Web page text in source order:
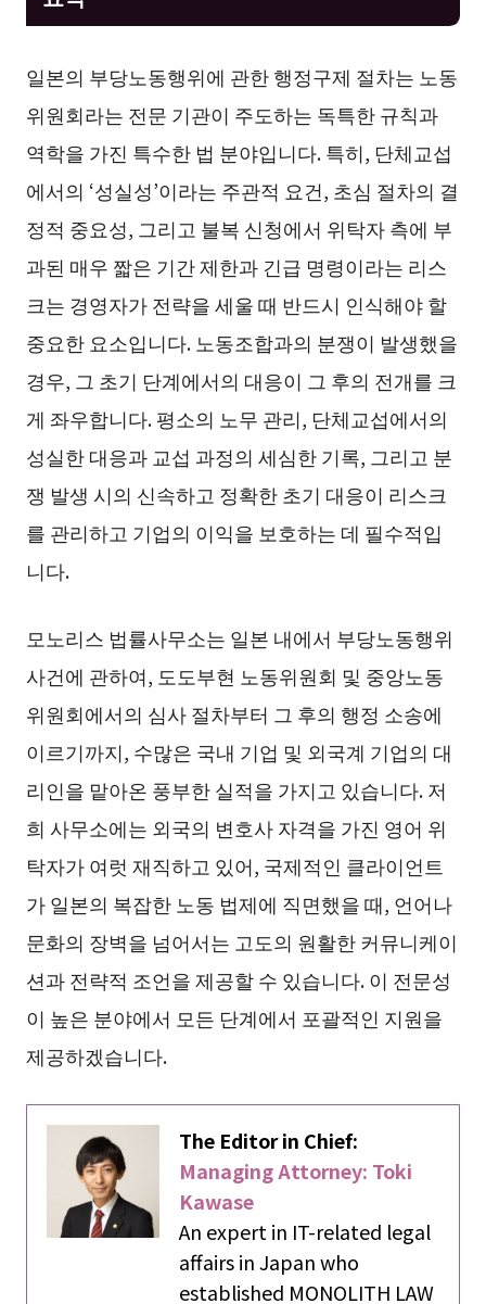
일본의 부당노동행위에 관한 행정구제 절차는 노동
위원회라는 전문 기관이 주도하는 독특한 규칙과
역학을 가진 특수한 법 분야입니다. 특히, 단체교섭
에서의 ‘성실성’이라는 주관적 요건, 초심 절차의 결
정적 중요성, 그리고 불복 신청에서 위탁자 측에 부
과된 매우 짧은 기간 제한과 긴급 명령이라는 리스
크는 경영자가 전략을 세울 때 반드시 인식해야 할
중요한 요소입니다. 노동조합과의 분쟁이 발생했을
경우, 그 초기 단계에서의 대응이 그 후의 전개를 크
게 좌우합니다. 평소의 노무 관리, 단체교섭에서의
성실한 대응과 교섭 과정의 세심한 기록, 그리고 분
쟁 발생 시의 신속하고 정확한 초기 대응이 리스크
를 관리하고 기업의 이익을 보호하는 데 필수적입
니다.
모노리스 법률사무소는 일본 내에서 부당노동행위
사건에 관하여, 도도부현 노동위원회 및 중앙노동
위원회에서의 심사 절차부터 그 후의 행정 소송에
이르기까지, 수많은 국내 기업 및 외국계 기업의 대
리인을 맡아온 풍부한 실적을 가지고 있습니다. 저
희 사무소에는 외국의 변호사 자격을 가진 영어 위
탁자가 여럿 재직하고 있어, 국제적인 클라이언트
가 일본의 복잡한 노동 법제에 직면했을 때, 언어나
문화의 장벽을 넘어서는 고도의 원활한 커뮤니케이
션과 전략적 조언을 제공할 수 있습니다. 이 전문성
이 높은 분야에서 모든 단계에서 포괄적인 지원을
제공하겠습니다.
The Editor in Chief:
Managing Attorney: Toki
Kawase
An expert in IT-related legal
affairs in Japan who
established MONOLITH LAW